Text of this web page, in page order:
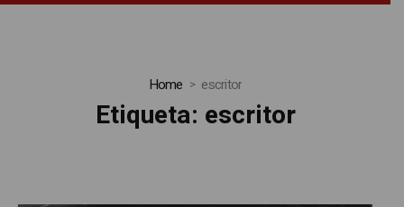
Home escritor
Etiqueta: escritor